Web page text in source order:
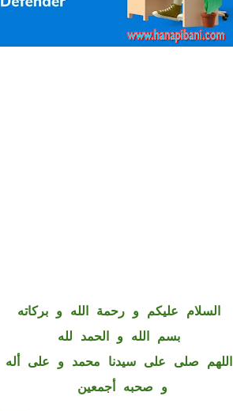
السلام عليكم و رحمة الله و بركاته
بسم الله و الحمد لله
اللهم صلى على سيدنا محمد و على أله
و صحبه أجمعين